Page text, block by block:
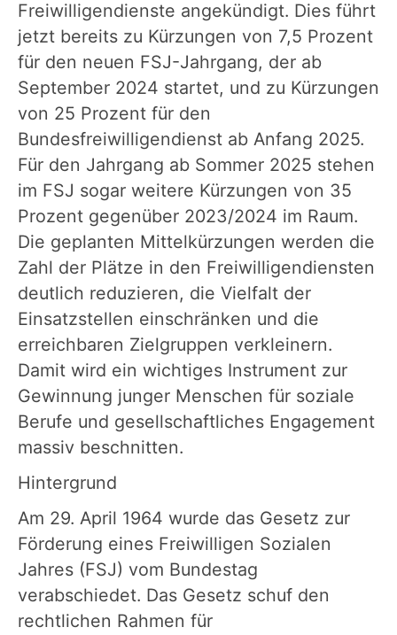
Freiwilligendienste angekündigt. Dies führt
jetzt bereits zu Kürzungen von 7,5 Prozent
für den neuen FSJ-Jahrgang, der ab
September 2024 startet, und zu Kürzungen
von 25 Prozent für den
Bundesfreiwilligendienst ab Anfang 2025.
Für den Jahrgang ab Sommer 2025 stehen
im FSJ sogar weitere Kürzungen von 35
Prozent gegenüber 2023/2024 im Raum.
Die geplanten Mittelkürzungen werden die
Zahl der Plätze in den Freiwilligendiensten
deutlich reduzieren, die Vielfalt der
Einsatzstellen einschränken und die
erreichbaren Zielgruppen verkleinern.
Damit wird ein wichtiges Instrument zur
Gewinnung junger Menschen für soziale
Berufe und gesellschaftliches Engagement
massiv beschnitten.
Hintergrund
Am 29. April 1964 wurde das Gesetz zur
Förderung eines Freiwilligen Sozialen
Jahres (FSJ) vom Bundestag
verabschiedet. Das Gesetz schuf den
rechtlichen Rahmen für